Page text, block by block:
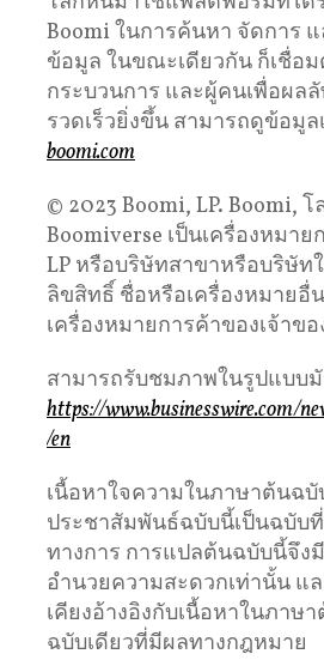
Boomi ในการค้นหา จัดการ
ข้อมูล ในขณะเดียวกัน ก็เชื่อ
กระบวนการ และผู้คนเพื่อผล
รวดเร็วยิ่งขึ้น สามารถดูข้อมู
boomi.com
© 2023 Boomi, LP. Boomi, โล
Boomiverse เป็นเครื่องหมา
LP หรือบริษัทสาขาหรือบริษัท
ลิขสิทธิ์ ชื่อหรือเครื่องหมายอื่
เครื่องหมายการค้าของเจ้าข
สามารถรับชมภาพในรูปแบบ
https://www.businesswire.com/
/en
เนื้อหาใจความในภาษาต้นฉบั
ประชาสัมพันธ์ฉบับนี้เป็นฉบับ
ทางการ การแปลต้นฉบับนี้จึง
อำนวยความสะดวกเท่านั้น แ
เคียงอ้างอิงกับเนื้อหาในภาษ
ฉบับเดียวที่มีผลทางกฎหมาย